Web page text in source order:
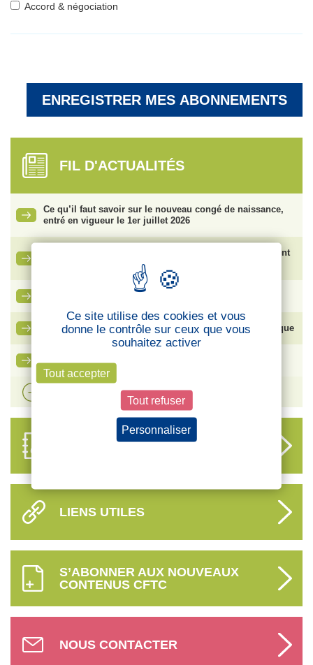
Accord & négociation
FIL D'ACTUALITÉS
Ce qu’il faut savoir sur le nouveau congé de naissance,
entré en vigueur le 1er juillet 2026
Vente de SFR : face aux risques de plan social, comment
Bouygues SA – Élection du Comité Social et Économique
Ma carte adhérent CFTC
Voir plus d'actualités
ANNUAIRE
LIENS UTILES
S’ABONNER AUX NOUVEAUX
CONTENUS CFTC
NOUS CONTACTER
Ce site utilise des cookies et vous
donne le contrôle sur ceux que vous
souhaitez activer
Tout accepter
Tout refuser
Personnaliser